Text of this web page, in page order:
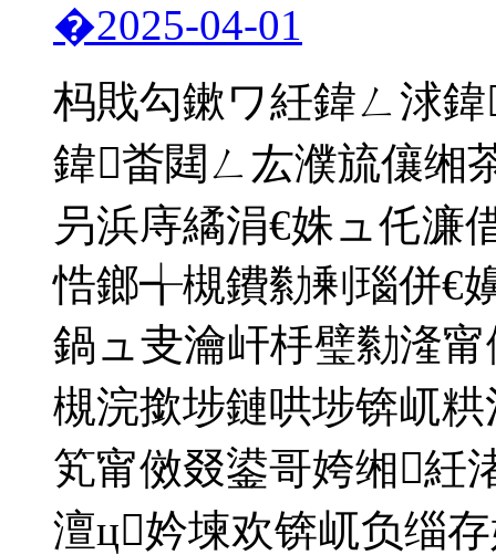
�2025-04-01
杩戝勾鏉ワ紝鍏ㄥ浗
鍏畨閮ㄥ厷濮旈儴缃
叧浜庤繘涓€姝ュ仛濂
悎鎯╅槻鐨勬剰瑙併€
鍋ュ叏瀹屽杽璧勬湰
槻浣撳埗鏈哄埗锛屼
笂甯傚叕鍙哥姱缃紝
澶ц妗堜欢锛屼负缁